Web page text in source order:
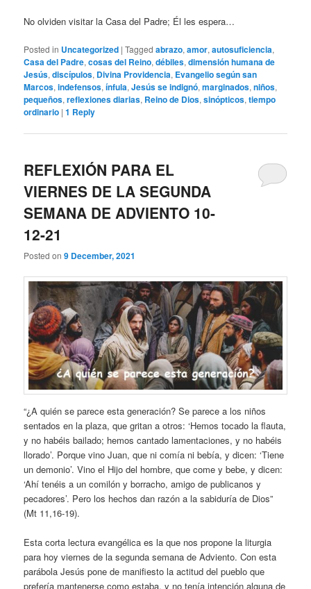
No olviden visitar la Casa del Padre; Él les espera…
Posted in Uncategorized |Tagged abrazo,amor,autosuficiencia,
Casa del Padre,cosas del Reino,débiles,dimensión humana de
Jesús,discípulos, Divina Providencia, Evangelio según san
Marcos,indefensos,ínfula,Jesús se indignó,marginados,niños,
pequeños,reflexiones diarias, Reino de Dios,sinópticos,tiempo
ordinario |1 Reply
REFLEXIÓN PARA EL
VIERNES DE LA SEGUNDA
SEMANA DE ADVIENTO 10-
12-21
Posted on9 December, 2021
“¿A quién se parece esta generación? Se parece a los niños
sentados en la plaza, que gritan a otros: ‘Hemos tocado la flauta,
y no habéis bailado; hemos cantado lamentaciones, y no habéis
llorado’. Porque vino Juan, que ni comía ni bebía, y dicen: ‘Tiene
un demonio’. Vino el Hijo del hombre, que come y bebe, y dicen:
‘Ahí tenéis a un comilón y borracho, amigo de publicanos y
pecadores’. Pero los hechos dan razón a la sabiduría de Dios”
(Mt 11,16-19).
Esta corta lectura evangélica es la que nos propone la liturgia
para hoy viernes de la segunda semana de Adviento. Con esta
parábola Jesús pone de manifiesto la actitud del pueblo que
prefería mantenerse como estaba, y no tenía intención alguna de